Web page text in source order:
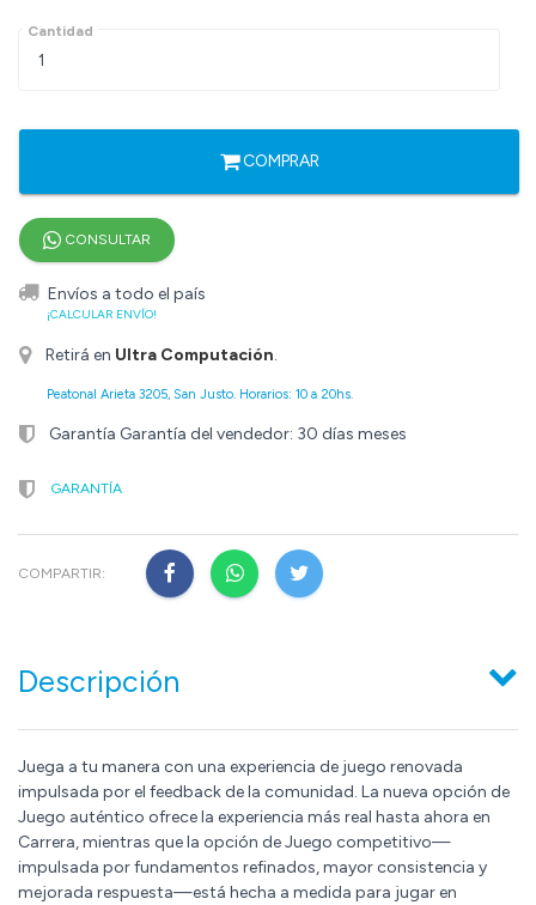
Cantidad
COMPRAR
CONSULTAR
Envíos a todo el país
¡CALCULAR ENVÍO!
Retirá en Ultra Computación.
Peatonal Arieta 3205, San Justo. Horarios: 10 a 20hs.
Garantía Garantía del vendedor: 30 días meses
GARANTÍA
COMPARTIR:
Descripción
Juega a tu manera con una experiencia de juego renovada
impulsada por el feedback de la comunidad. La nueva opción de
Juego auténtico ofrece la experiencia más real hasta ahora en
Carrera, mientras que la opción de Juego competitivo—
impulsada por fundamentos refinados, mayor consistencia y
mejorada respuesta—está hecha a medida para jugar en